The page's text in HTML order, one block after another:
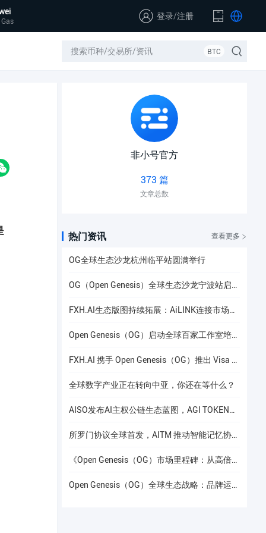
登录/注册
BTC
非小号官方
373 篇
文章总数
热门资讯 查看更多
OG全球生态沙龙杭州临平站圆满举行
OG（Open Genesis）全球生态沙龙宁波站启幕，聚焦AI × Web3共识与应用落地
FXH.AI生态版图持续拓展：AiLINK连接市场数据、AI洞察与安全协作
Open Genesis（OG）启动全球百家工作室培养计划
FXH.AI 携手 Open Genesis（OG）推出 Visa 联名实体卡
全球数字产业正在转向中亚，你还在等什么？
AISO发布AI主权公链生态蓝图，AGI TOKEN计划于12月24日上线Gate.io
所罗门协议全球首发，AITM 推动智能记忆协议进入全球协作阶段
《Open Genesis（OG）市场里程碑：从高倍增长到共识流动性的价值重构》
Open Genesis（OG）全球生态战略：品牌运营赋能下的线下共识网络建设